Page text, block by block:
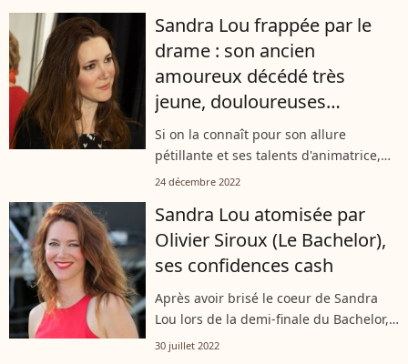
consoeurs. De passage dans "Chez
Jordan",...
Sandra Lou frappée par le
drame : son ancien
amoureux décédé très
jeune, douloureuses
confidences
Si on la connaît pour son allure
pétillante et ses talents d'animatrice,
Sandra Lou est aussi une femme
ancien amour de jeunesse, elle a voulu
s'investir...
24 décembre 2022
Sandra Lou atomisée par
Olivier Siroux (Le Bachelor),
ses confidences cash
Après avoir brisé le coeur de Sandra
Lou lors de la demi-finale du Bachelor,
le gentleman célibataire, Olivier Siroux
30 juillet 2022